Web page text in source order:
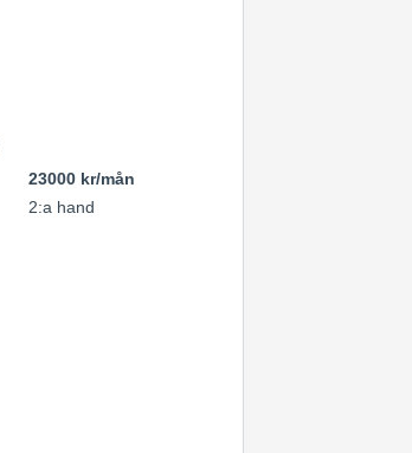
23000 kr/mån
2:a hand